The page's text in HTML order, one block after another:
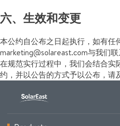
六、生效和变更
本公约自公布之日起执行，如有任
marketing@solareast.com与我们联
在规范实行过程中，我们会结合实
约，并以公告的方式予以公布，请